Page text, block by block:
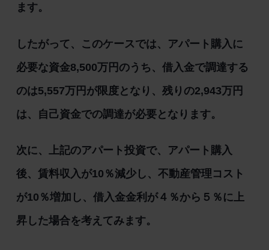
ます。
したがって、このケースでは、アパート購入に
必要な資金8,500万円のうち、借入金で調達する
のは5,557万円が限度となり、残りの2,943万円
は、自己資金での調達が必要となります。
次に、上記のアパート投資で、アパート購入
後、賃料収入が10％減少し、不動産管理コスト
が10％増加し、借入金金利が４％から５％に上
昇した場合を考えてみます。